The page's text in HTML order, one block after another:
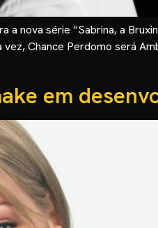
nova série “Sabrina, a
Chance Perdomo será
em